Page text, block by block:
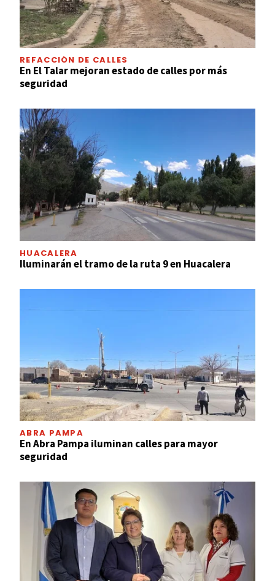
REFACCIÓN DE CALLES
En El Talar mejoran estado de calles por más
seguridad
HUACALERA
Iluminarán el tramo de la ruta 9 en Huacalera
ABRA PAMPA
En Abra Pampa iluminan calles para mayor
seguridad